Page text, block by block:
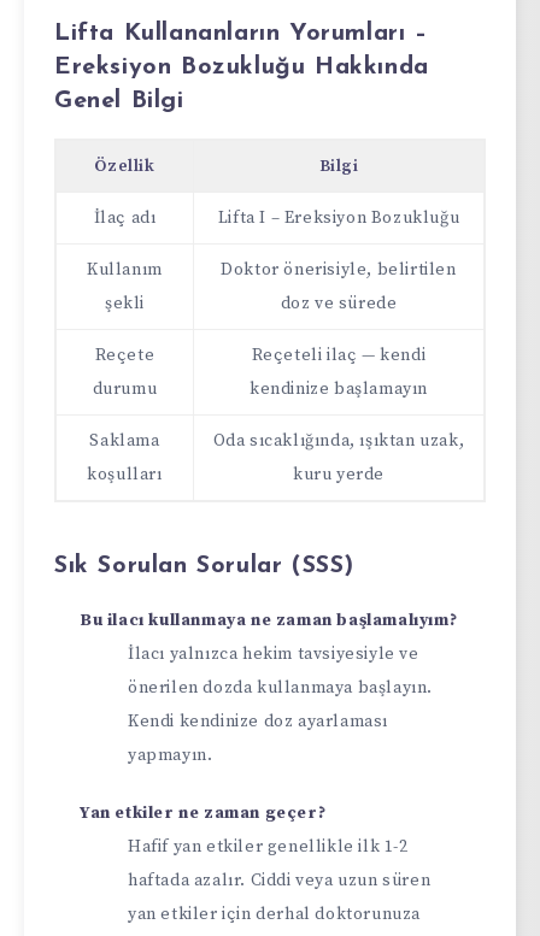
Lifta Kullananların Yorumları –
Ereksiyon Bozukluğu Hakkında
Genel Bilgi
Özellik Bilgi
İlaç adı Lifta I – Ereksiyon Bozukluğu
Kullanım
şekli
Doktor önerisiyle, belirtilen
doz ve sürede
Reçete
durumu
Reçeteli ilaç — kendi
kendinize başlamayın
Saklama
koşulları
Oda sıcaklığında, ışıktan uzak,
kuru yerde
Sık Sorulan Sorular (SSS)
Bu ilacı kullanmaya ne zaman başlamalıyım?
İlacı yalnızca hekim tavsiyesiyle ve
önerilen dozda kullanmaya başlayın.
Kendi kendinize doz ayarlaması
yapmayın.
Yan etkiler ne zaman geçer?
Hafif yan etkiler genellikle ilk 1-2
haftada azalır. Ciddi veya uzun süren
yan etkiler için derhal doktorunuza